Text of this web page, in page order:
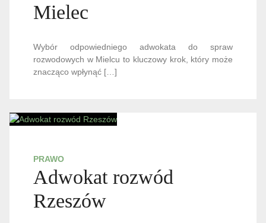
Mielec
Wybór odpowiedniego adwokata do spraw
rozwodowych w Mielcu to kluczowy krok, który może
znacząco wpłynąć […]
PRAWO
Adwokat rozwód
Rzeszów